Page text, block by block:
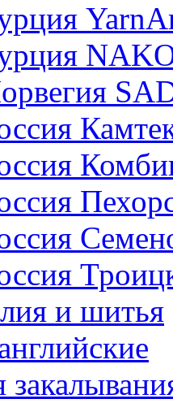
и шитья